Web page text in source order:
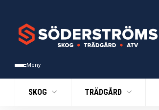
Meny
SKOG TRÄDGÅRD